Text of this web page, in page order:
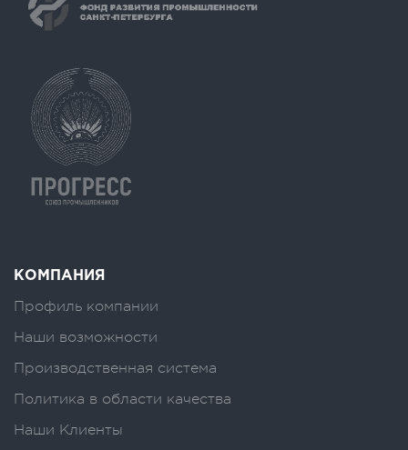
КОМПАНИЯ
Профиль компании
Наши возможности
Производственная система
Политика в области качества
Наши Клиенты